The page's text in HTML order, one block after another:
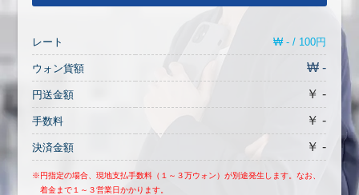
レート ₩ - / 100円
ウォン貨額 ₩ -
円送金額 ￥ -
手数料 ￥ -
決済金額 ￥ -
※円指定の場合、現地支払手数料（１～３万ウォン）が別途発生します。なお、
着金まで１～３営業日かかります。